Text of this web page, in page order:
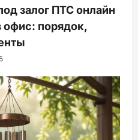
залог ПТС онлайн
офис: порядок,